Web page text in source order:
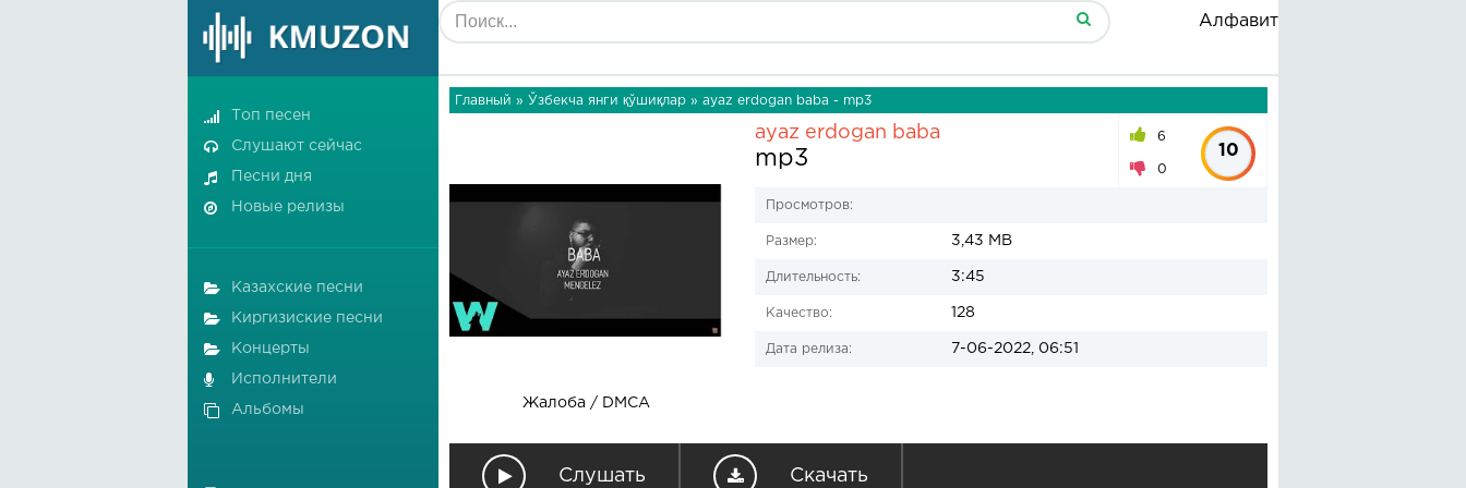
Алфавит
Главный » Ўзбекча янги қўшиқлар » ayaz erdogan baba - mp3
Жалоба / DMCA
ayaz erdogan baba
mp3
6
0
10
Просмотров:
Размер: 3,43 MB
Длительность: 3:45
Качество: 128
Дата релиза: 7-06-2022, 06:51
Слушать Скачать
Топ песен
Слушают сейчас
Песни дня
Новые релизы
Казахские песни
Киргизиские песни
Концерты
Исполнители
Альбомы